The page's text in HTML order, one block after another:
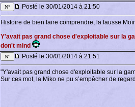
Posté le 30/01/2014 à 21:50
Histoire de bien faire comprendre, la fausse
Y'avait pas grand chose d'exploitable sur la
don't mind
Posté le 30/01/2014 à 21:51
"Y'avait pas grand chose d'exploitable sur la
Sur ces mot, la Miko ne pu s’empêcher de